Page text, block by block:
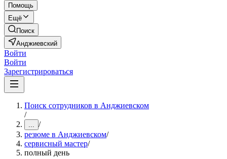
Помощь
Ещё
Поиск
Анджиевский
Войти
Войти
Зарегистрироваться
Поиск сотрудников в Анджиевском
/
... /
резюме в Анджиевском/
сервисный мастер/
полный день